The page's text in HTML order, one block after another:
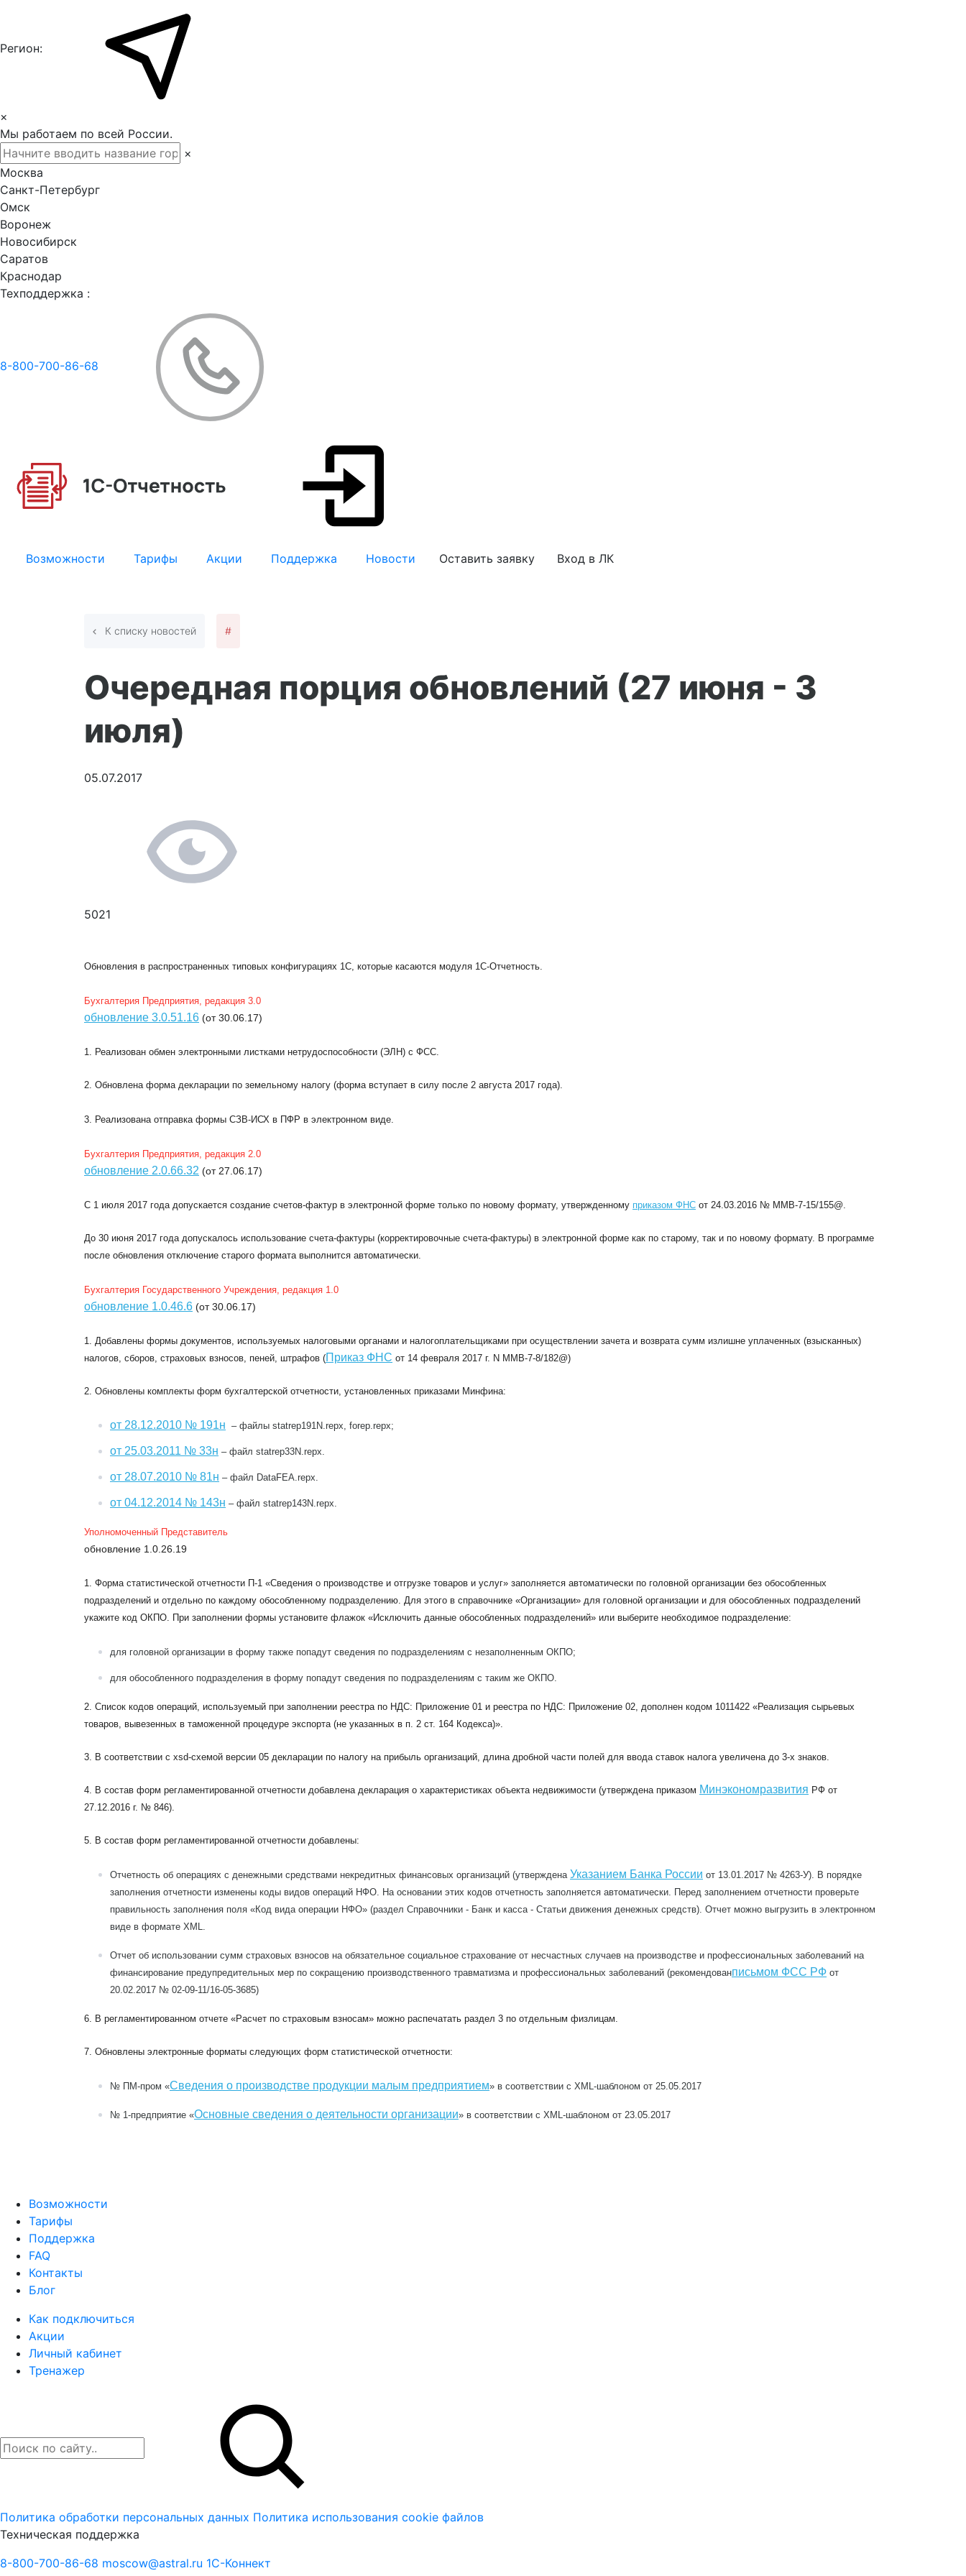
Регион:
×
Мы работаем по всей России.
×
Москва
Санкт-Петербург
Омск
Воронеж
Новосибирск
Саратов
Краснодар
Техподдержка :
8-800-700-86-68
Возможности Тарифы Акции Поддержка Новости Оставить заявку Вход в ЛК
К списку новостей #
Очередная порция обновлений (27 июня - 3
июля)
05.07.2017
5021
Обновления в распространенных типовых конфигурациях 1C, которые касаются модуля 1С-Отчетность.
Бухгалтерия Предприятия, редакция 3.0
обновление 3.0.51.16 (от 30.06.17)
1. Реализован обмен электронными листками нетрудоспособности (ЭЛН) с ФСС.
2. Обновлена форма декларации по земельному налогу (форма вступает в силу после 2 августа 2017 года).
3. Реализована отправка формы СЗВ-ИСХ в ПФР в электронном виде.
Бухгалтерия Предприятия, редакция 2.0
обновление 2.0.66.32 (от 27.06.17)
С 1 июля 2017 года допускается создание счетов-фактур в электронной форме только по новому формату, утвержденному приказом ФНС от 24.03.2016 № ММВ-7-15/155@.
До 30 июня 2017 года допускалось использование счета-фактуры (корректировочные счета-фактуры) в электронной форме как по старому, так и по новому формату. В программе
после обновления отключение старого формата выполнится автоматически.
Бухгалтерия Государственного Учреждения, редакция 1.0
обновление 1.0.46.6 (от 30.06.17)
1. Добавлены формы документов, используемых налоговыми органами и налогоплательщиками при осуществлении зачета и возврата сумм излишне уплаченных (взысканных)
налогов, сборов, страховых взносов, пеней, штрафов (Приказ ФНС от 14 февраля 2017 г. N ММВ-7-8/182@)
2. Обновлены комплекты форм бухгалтерской отчетности, установленных приказами Минфина:
от 28.12.2010 № 191н – файлы statrep191N.repx, forep.repx;
от 25.03.2011 № 33н – файл statrep33N.repx.
от 28.07.2010 № 81н – файл DataFEA.repx.
от 04.12.2014 № 143н – файл statrep143N.repx.
Уполномоченный Представитель
обновление 1.0.26.19
1. Форма статистической отчетности П-1 «Сведения о производстве и отгрузке товаров и услуг» заполняется автоматически по головной организации без обособленных
подразделений и отдельно по каждому обособленному подразделению. Для этого в справочнике «Организации» для головной организации и для обособленных подразделений
укажите код ОКПО. При заполнении формы установите флажок «Исключить данные обособленных подразделений» или выберите необходимое подразделение:
для головной организации в форму также попадут сведения по подразделениям с незаполненным ОКПО;
для обособленного подразделения в форму попадут сведения по подразделениям с таким же ОКПО.
2. Список кодов операций, используемый при заполнении реестра по НДС: Приложение 01 и реестра по НДС: Приложение 02, дополнен кодом 1011422 «Реализация сырьевых
товаров, вывезенных в таможенной процедуре экспорта (не указанных в п. 2 ст. 164 Кодекса)».
3. В соответствии с xsd-схемой версии 05 декларации по налогу на прибыль организаций, длина дробной части полей для ввода ставок налога увеличена до 3-х знаков.
4. В состав форм регламентированной отчетности добавлена декларация о характеристиках объекта недвижимости (утверждена приказом Минэкономразвития РФ от
27.12.2016 г. № 846).
5. В состав форм регламентированной отчетности добавлены:
Отчетность об операциях с денежными средствами некредитных финансовых организаций (утверждена Указанием Банка России от 13.01.2017 № 4263-У). В порядке
заполнения отчетности изменены коды видов операций НФО. На основании этих кодов отчетность заполняется автоматически. Перед заполнением отчетности проверьте
правильность заполнения поля «Код вида операции НФО» (раздел Справочники - Банк и касса - Статьи движения денежных средств). Отчет можно выгрузить в электронном
виде в формате XML.
Отчет об использовании сумм страховых взносов на обязательное социальное страхование от несчастных случаев на производстве и профессиональных заболеваний на
финансирование предупредительных мер по сокращению производственного травматизма и профессиональных заболеваний (рекомендованписьмом ФСС РФ от
20.02.2017 № 02-09-11/16-05-3685)
6. В регламентированном отчете «Расчет по страховым взносам» можно распечатать раздел 3 по отдельным физлицам.
7. Обновлены электронные форматы следующих форм статистической отчетности:
№ ПМ-пром «Сведения о производстве продукции малым предприятием» в соответствии с XML-шаблоном от 25.05.2017
№ 1-предприятие «Основные сведения о деятельности организации» в соответствии с XML-шаблоном от 23.05.2017
Возможности
Тарифы
Поддержка
FAQ
Контакты
Блог
Как подключиться
Акции
Личный кабинет
Тренажер
Политика обработки персональных данных Политика использования cookie файлов
Техническая поддержка
8-800-700-86-68 moscow@astral.ru 1С-Коннект